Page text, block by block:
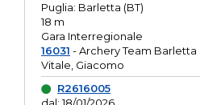
Puglia: Barletta (BT)
18 m
Gara Interregionale
16031 - Archery Team Barletta
Vitale, Giacomo
R2616005